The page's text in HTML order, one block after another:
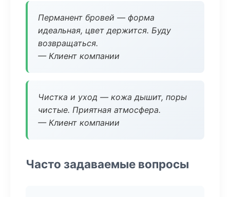
Перманент бровей — форма
идеальная, цвет держится. Буду
возвращаться.
— Клиент компании
Чистка и уход — кожа дышит, поры
чистые. Приятная атмосфера.
— Клиент компании
Часто задаваемые вопросы